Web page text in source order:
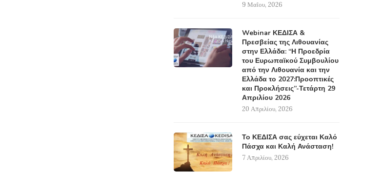
9 Μαΐου, 2026
Webinar ΚΕΔΙΣΑ &
Πρεσβείας της Λιθουανίας
στην Ελλάδα: “Η Προεδρία
του Ευρωπαϊκού Συμβουλίου
από την Λιθουανία και την
Ελλάδα το 2027:Προοπτικές
και Προκλήσεις”-Τετάρτη 29
Απριλίου 2026
20 Απριλίου, 2026
Το ΚΕΔΙΣΑ σας εύχεται Καλό
Πάσχα και Καλή Ανάσταση!
7 Απριλίου, 2026